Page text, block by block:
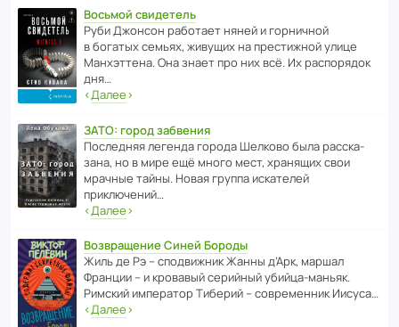
Восьмой свидетель
Руби Джонсон рабо­тает няней и горни­чной
в богатых семьях, живущих на прес­ти­жной улице
Манх­эт­тена. Она знает про них всё. Их распо­рядок
дня…
‹Далее›
ЗАТО: город забвения
После­дняя легенда города Шелково была расска­
зана, но в мире ещё много мест, хранящих свои
мрачные тайны. Новая группа иска­телей
приключений…
‹Далее›
Возвращение Синей Бороды
Жиль де Рэ – спод­ви­жник Жанны д’Арк, маршал
Франции – и кровавый серийный убийца-маньяк.
Римский импе­ратор Тиберий – совре­менник Иисуса…
‹Далее›